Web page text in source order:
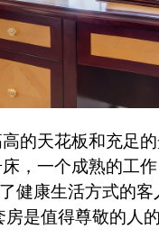
的天花板和充足
，一个成熟的工作
健康生活方式的客
是值得尊敬的人